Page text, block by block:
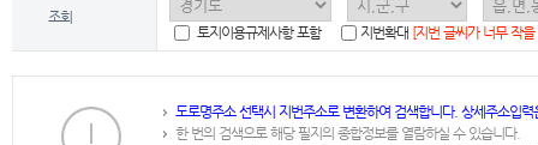
조회
토지이용규제사항 포함
지번확대 [지번 글씨가 너무 작
도로명주소 선택시 지번주소로 변환하여 검색합니다. 상세주소입
한 번의 검색으로 해당 필지의 종합정보를 열람하실 수 있습니다.